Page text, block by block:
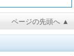
ページの先頭へ ▲